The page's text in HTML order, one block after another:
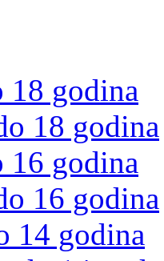
18 godina
18 godina
16 godina
16 godina
14 godina